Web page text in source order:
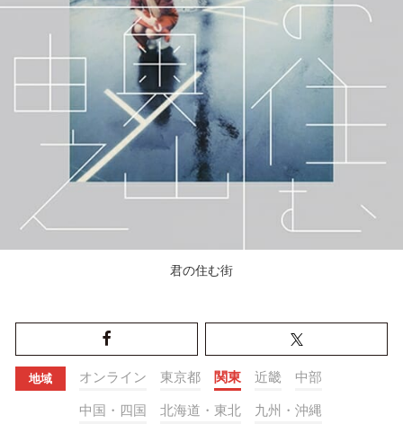
君の住む街
地域 オンライン 東京都 関東 近畿 中部
中国・四国 北海道・東北 九州・沖縄